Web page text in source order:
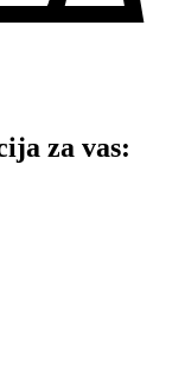
za vas: